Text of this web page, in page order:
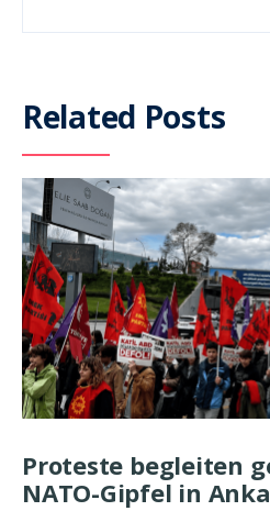
Related Posts
Proteste begleiten
NATO-Gipfel in